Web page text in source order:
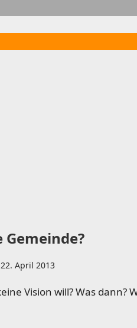
Gemeinde?
22. April 2013
Vision will? Was dann?